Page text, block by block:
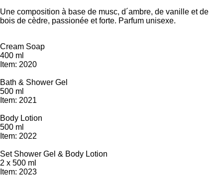
Une composition à base de musc, d´ambre, de vanille et de
bois de cèdre, passionée et forte. Parfum unisexe.
Cream Soap
400 ml
Item: 2020
Bath & Shower Gel
500 ml
Item: 2021
Body Lotion
500 ml
Item: 2022
Set Shower Gel & Body Lotion
2 x 500 ml
Item: 2023